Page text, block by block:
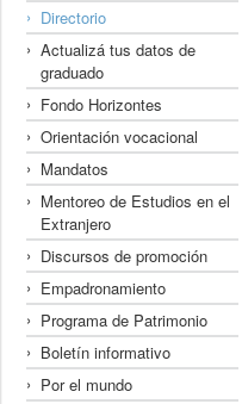
Directorio
Actualizá tus datos de
graduado
Fondo Horizontes
Orientación vocacional
Mandatos
Mentoreo de Estudios en el
Extranjero
Discursos de promoción
Empadronamiento
Programa de Patrimonio
Boletín informativo
Por el mundo